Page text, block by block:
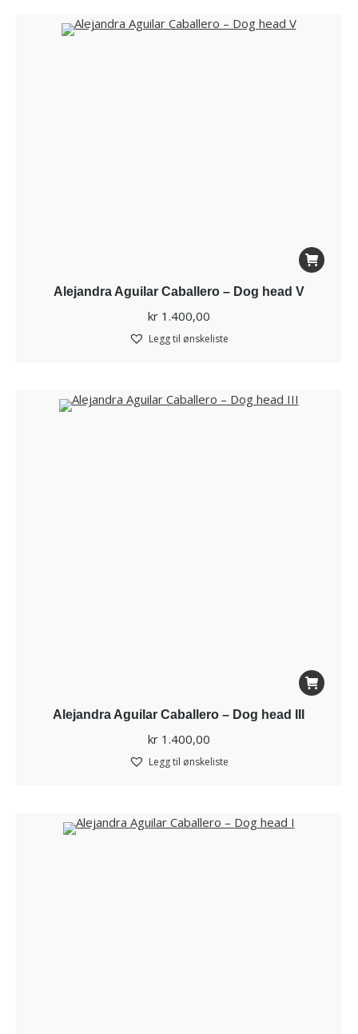
Alejandra Aguilar Caballero – Dog head V
kr1.400,00
Legg til ønskeliste
Alejandra Aguilar Caballero – Dog head III
kr1.400,00
Legg til ønskeliste